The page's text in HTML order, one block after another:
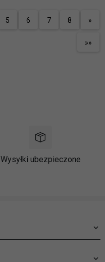
5 6 7 8 »
»»
Wysyłki ubezpieczone